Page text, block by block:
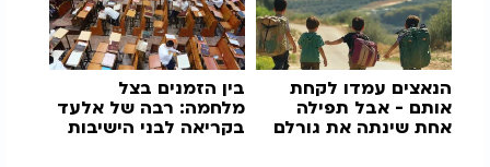
הנאצים עמדו לקחת
אותם - אבל תפילה
אחת שינתה את גורלם
בין הזמנים בצל
מלחמה: רבה של אלעד
בקריאה לבני הישיבות